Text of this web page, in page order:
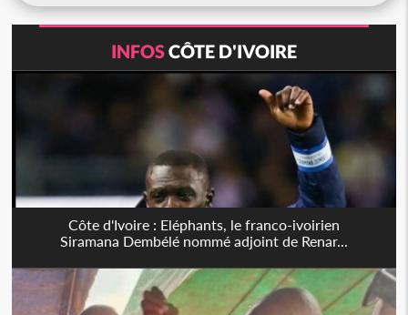
INFOSCÔTE D'IVOIRE
Côte d'Ivoire : Eléphants, le franco-ivoirien
Siramana Dembélé nommé adjoint de Renar...